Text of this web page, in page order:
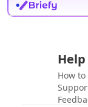
Help
How to